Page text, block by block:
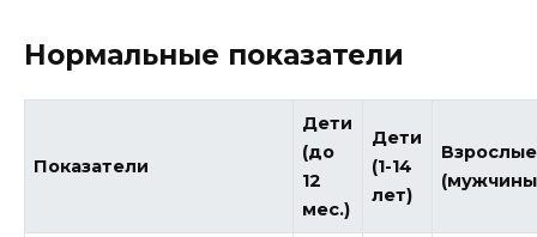
Нормальные показатели
Показатели
Дети
(до
12
мес.)
Дети
(1-14
лет)
Взрослые